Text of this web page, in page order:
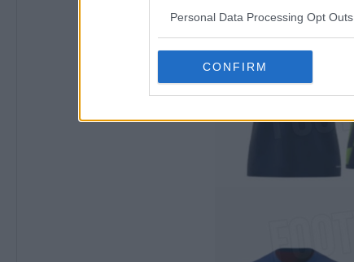
Personal Data Processing Opt Outs
CONFIRM